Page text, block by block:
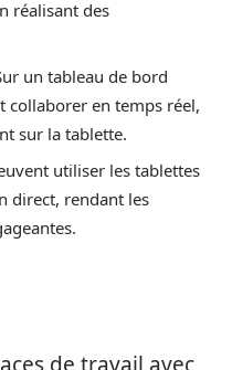
réalisant des
un tableau de bord
collaborer en temps réel,
sur la tablette.
utiliser les tablettes
direct, rendant les
de travail avec